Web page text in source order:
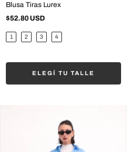
Blusa Tiras Lurex
$52.80 USD
1 2 3 4
ELEGÍ TU TALLE